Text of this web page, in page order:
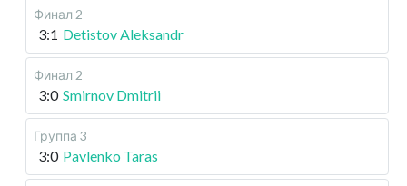
Финал 2
3:1 Detistov Aleksandr
Финал 2
3:0 Smirnov Dmitrii
Группа 3
3:0 Pavlenko Taras